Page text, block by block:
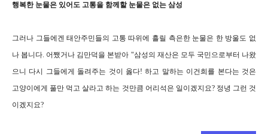
행복한 눈물은 있어도 고통을 함께할 눈물은 없는 삼성
그러나 그들에겐 태안주민들의 고통 따위에 흘릴 측은한 눈물은 한 방울도 없
나 봅니다. 어쨌거나 김만덕을 본받아 "삼성의 재산은 모두 국민으로부터 나왔
으니 다시 그들에게 돌려주는 것이 옳다! 하고 말하는 이건희를 본다는 것은
고양이에게 풀만 먹고 살라고 하는 것만큼 어리석은 일이겠지요? 정녕 그런 것
이겠지요?